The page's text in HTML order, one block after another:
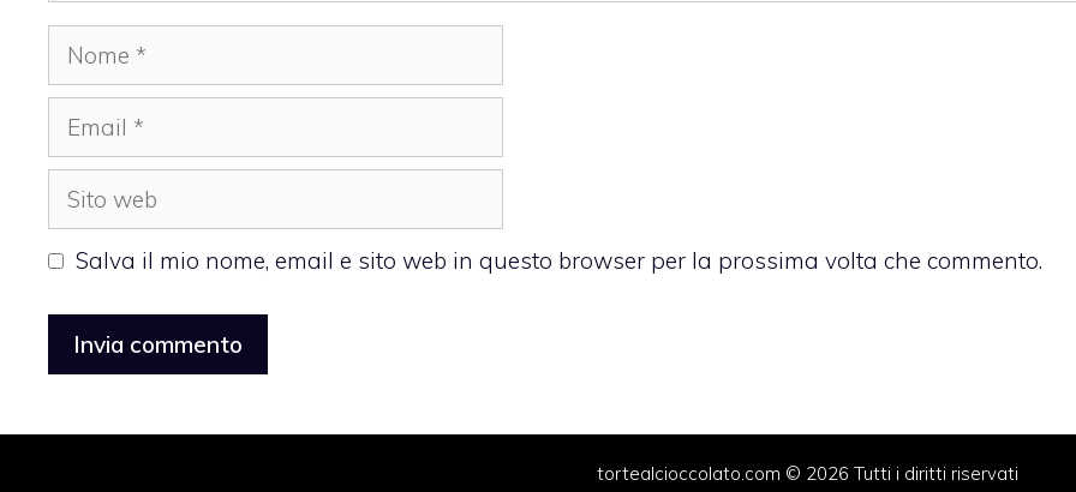
Nome
Email
Sito
web
Salva il mio nome, email e sito web in questo browser per la prossima volta che commento.
tortealcioccolato.com © 2026 Tutti i diritti riservati